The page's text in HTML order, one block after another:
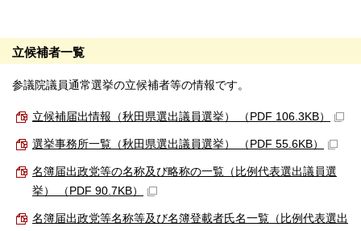
立候補者一覧
参議院議員通常選挙の立候補者等の情報です。
立候補届出情報（秋田県選出議員選挙） （PDF 106.3KB）
選挙事務所一覧（秋田県選出議員選挙） （PDF 55.6KB）
名簿届出政党等の名称及び略称の一覧（比例代表選出議員選
挙） （PDF 90.7KB）
名簿届出政党等名称等及び名簿登載者氏名一覧（比例代表選出